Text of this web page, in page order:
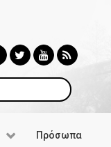
Πρόσωπα